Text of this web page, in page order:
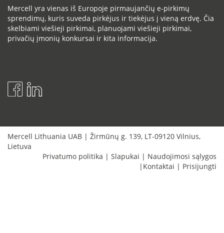
Mercell yra vienas iš Europoje pirmaujančių e-pirkimų
sprendimų, kuris suveda pirkėjus ir tiekėjus į vieną erdvę. Čia
skelbiami viešieji pirkimai, planuojami viešieji pirkimai,
privačių įmonių konkursai ir kita informacija.
Mercell Lithuania UAB | Žirmūnų g. 139, LT-09120 Vilnius,
Lietuva
Privatumo politika | Slapukai | Naudojimosi sąlygos
| Kontaktai | Prisijungti